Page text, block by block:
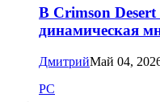
В Crimson
динамическая
ДмитрийМай 04,
PC